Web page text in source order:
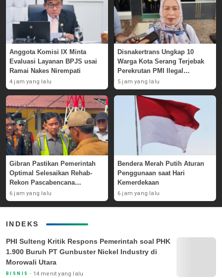
Anggota Komisi IX Minta
Evaluasi Layanan BPJS usai
Ramai Nakes Nirempati
4 jam yang lalu
Disnakertrans Ungkap 10
Warga Kota Serang Terjebak
Perekrutan PMI Ilegal
Sepanjang 2026
5 jam yang lalu
Gibran Pastikan Pemerintah
Optimal Selesaikan Rehab-
Rekon Pascabencana
Sumatera
6 jam yang lalu
Bendera Merah Putih Aturan
Penggunaan saat Hari
Kemerdekaan
6 jam yang lalu
INDEKS
PHI Sulteng Kritik Respons Pemerintah soal PHK
1.900 Buruh PT Gunbuster Nickel Industry di
Morowali Utara
BISNIS 14 menit yang lalu